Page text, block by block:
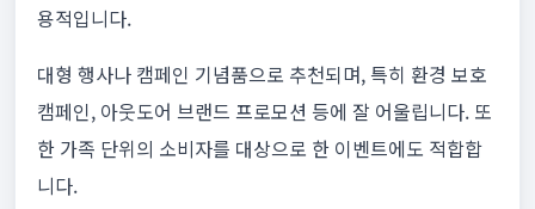
용적입니다.
대형 행사나 캠페인 기념품으로 추천되며, 특히 환경 보호
캠페인, 아웃도어 브랜드 프로모션 등에 잘 어울립니다. 또
한 가족 단위의 소비자를 대상으로 한 이벤트에도 적합합
니다.